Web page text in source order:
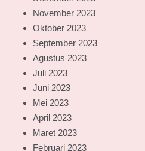
November 2023
Oktober 2023
September 2023
Agustus 2023
Juli 2023
Juni 2023
Mei 2023
April 2023
Maret 2023
Februari 2023